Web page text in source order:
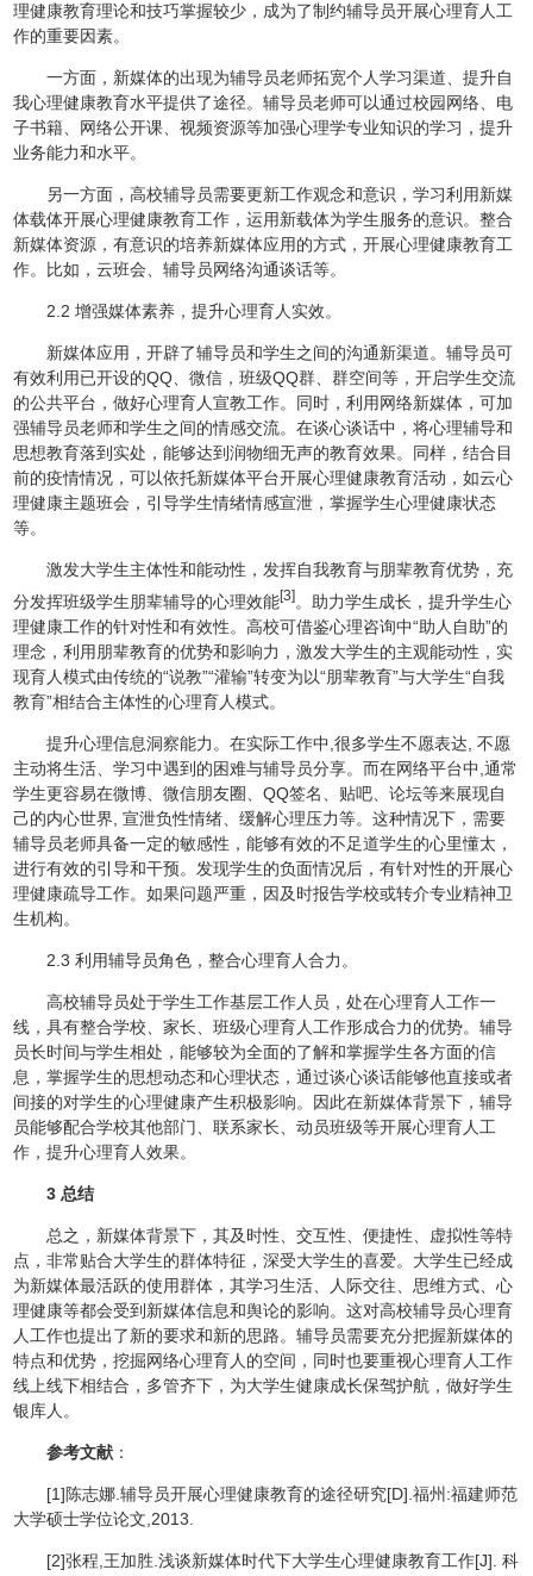
理健康教育理论和技巧掌握较少，成为了制约辅导员开展心理育人工
作的重要因素。
一方面，新媒体的出现为辅导员老师拓宽个人学习渠道、提升自
我心理健康教育水平提供了途径。辅导员老师可以通过校园网络、电
子书籍、网络公开课、视频资源等加强心理学专业知识的学习，提升
业务能力和水平。
另一方面，高校辅导员需要更新工作观念和意识，学习利用新媒
体载体开展心理健康教育工作，运用新载体为学生服务的意识。整合
新媒体资源，有意识的培养新媒体应用的方式，开展心理健康教育工
作。比如，云班会、辅导员网络沟通谈话等。
2.2 增强媒体素养，提升心理育人实效。
新媒体应用，开辟了辅导员和学生之间的沟通新渠道。辅导员可
有效利用已开设的QQ、微信，班级QQ群、群空间等，开启学生交流
的公共平台，做好心理育人宣教工作。同时，利用网络新媒体，可加
强辅导员老师和学生之间的情感交流。在谈心谈话中，将心理辅导和
思想教育落到实处，能够达到润物细无声的教育效果。同样，结合目
前的疫情情况，可以依托新媒体平台开展心理健康教育活动，如云心
理健康主题班会，引导学生情绪情感宣泄，掌握学生心理健康状态
等。
激发大学生主体性和能动性，发挥自我教育与朋辈教育优势，充
分发挥班级学生朋辈辅导的心理效能[3] 。助力学生成长，提升学生心
理健康工作的针对性和有效性。高校可借鉴心理咨询中“助人自助”的
理念，利用朋辈教育的优势和影响力，激发大学生的主观能动性，实
现育人模式由传统的“说教”“灌输”转变为以“朋辈教育”与大学生“自我
教育”相结合主体性的心理育人模式。
提升心理信息洞察能力。在实际工作中,很多学生不愿表达, 不愿
主动将生活、学习中遇到的困难与辅导员分享。而在网络平台中,通常
学生更容易在微博、微信朋友圈、QQ签名、贴吧、论坛等来展现自
己的内心世界, 宣泄负性情绪、缓解心理压力等。这种情况下，需要
辅导员老师具备一定的敏感性，能够有效的不足道学生的心里懂太，
进行有效的引导和干预。发现学生的负面情况后，有针对性的开展心
理健康疏导工作。如果问题严重，因及时报告学校或转介专业精神卫
生机构。
2.3 利用辅导员角色，整合心理育人合力。
高校辅导员处于学生工作基层工作人员，处在心理育人工作一
线，具有整合学校、家长、班级心理育人工作形成合力的优势。辅导
员长时间与学生相处，能够较为全面的了解和掌握学生各方面的信
息，掌握学生的思想动态和心理状态，通过谈心谈话能够他直接或者
间接的对学生的心理健康产生积极影响。因此在新媒体背景下，辅导
员能够配合学校其他部门、联系家长、动员班级等开展心理育人工
作，提升心理育人效果。
3 总结
总之，新媒体背景下，其及时性、交互性、便捷性、虚拟性等特
点，非常贴合大学生的群体特征，深受大学生的喜爱。大学生已经成
为新媒体最活跃的使用群体，其学习生活、人际交往、思维方式、心
理健康等都会受到新媒体信息和舆论的影响。这对高校辅导员心理育
人工作也提出了新的要求和新的思路。辅导员需要充分把握新媒体的
特点和优势，挖掘网络心理育人的空间，同时也要重视心理育人工作
线上线下相结合，多管齐下，为大学生健康成长保驾护航，做好学生
银库人。
参考文献 ：
[1]陈志娜.辅导员开展心理健康教育的途径研究[D].福州:福建师范
大学硕士学位论文,2013.
[2]张程,王加胜.浅谈新媒体时代下大学生心理健康教育工作[J]. 科